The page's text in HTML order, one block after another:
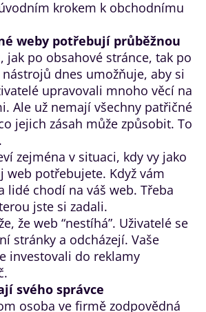
krokem k obchodnímu
weby potřebují průběžnou
jak po obsahové stránce, tak po
dnes umožňuje, aby si
upravovali mnoho věcí na
Ale už nemají všechny patřičné
jejich zásah může způsobit. To
zejména v situaci, kdy vy jako
web potřebujete. Když vám
lidé chodí na váš web. Třeba
jste si zadali.
že web “nestíhá”. Uživatelé se
stránky a odcházejí. Vaše
investovali do reklamy
svého správce
osoba ve firmě zodpovědná